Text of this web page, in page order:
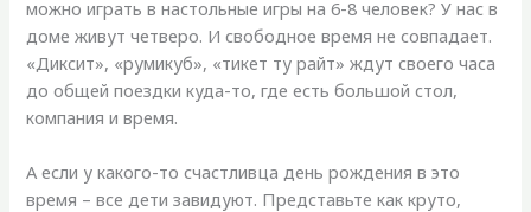
можно играть в настольные игры на 6-8 человек? У нас в
доме живут четверо. И свободное время не совпадает.
«Диксит», «румикуб», «тикет ту райт» ждут своего часа
до общей поездки куда-то, где есть большой стол,
компания и время.
А если у какого-то счастливца день рождения в это
время – все дети завидуют. Представьте как круто,